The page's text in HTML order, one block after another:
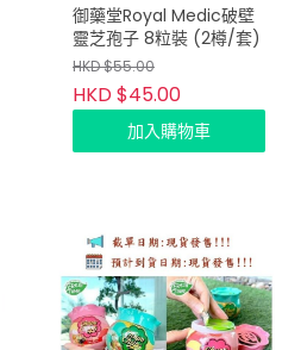
御藥堂Royal Medic破壁
靈芝孢子 8粒裝 (2樽/套)
HKD $55.00
HKD $45.00
加入購物車